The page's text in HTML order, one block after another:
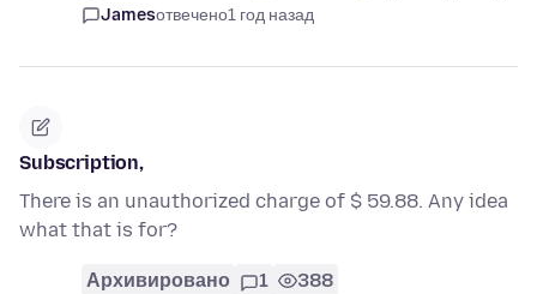
Jamesотвечено1 год назад
Subscription,
There is an unauthorized charge of $ 59.88. Any idea
what that is for?
Архивировано 1 388